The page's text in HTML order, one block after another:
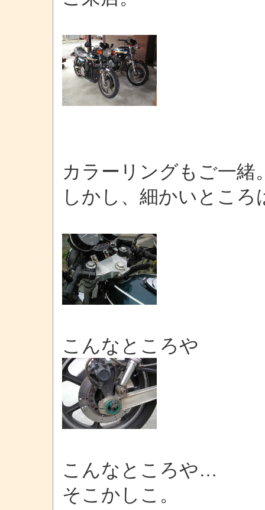
カラーリングもご一緒
しかし、細かいとこ
こんなところや
こんなところや…
そこかしこ。